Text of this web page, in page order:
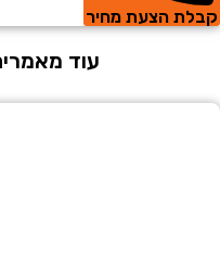
הצעת מחיר
עוד מאמרים